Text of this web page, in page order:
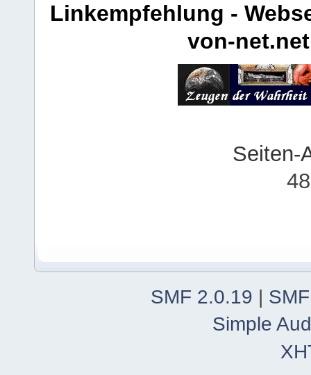
Linkempfehlung -
von-net.net
Seiten-
SMF 2.0.19 |
Simple